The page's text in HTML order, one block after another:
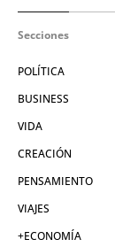
Secciones
POLÍTICA
BUSINESS
VIDA
CREACIÓN
PENSAMIENTO
VIAJES
+ECONOMÍA